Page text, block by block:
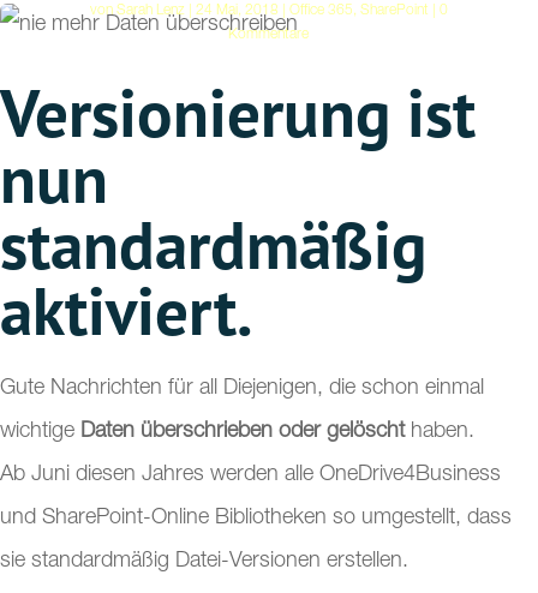
von Sarah Lenz 24 Mai, 2018 Office 365, SharePoint
0
Kommentare
Versionierung ist
nun
standardmäßig
aktiviert.
Gute Nachrichten für all Diejenigen, die schon einmal
wichtige Daten überschrieben oder gelöschthaben.
Ab Juni diesen Jahres werden alle OneDrive4Business
und SharePoint-Online Bibliotheken so umgestellt, dass
sie standardmäßig Datei-Versionen erstellen.